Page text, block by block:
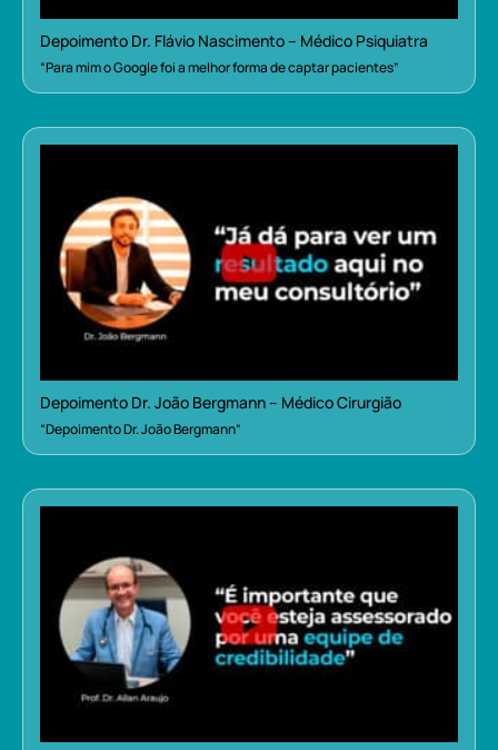
Depoimento Dr. Flávio Nascimento – Médico Psiquiatra
“Para mim o Google foi a melhor forma de captar pacientes”
Depoimento Dr. João Bergmann – Médico Cirurgião
“Depoimento Dr. João Bergmann”